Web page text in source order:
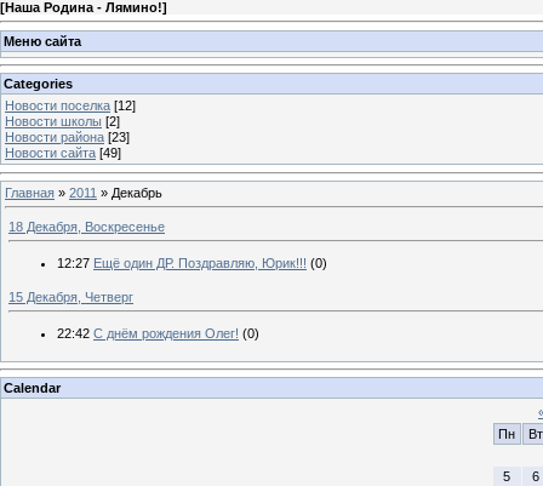
[Наша Родина - Лямино!]
Меню сайта
Categories
Новости поселка [12]
Новости школы [2]
Новости района [23]
Новости сайта [49]
Главная » 2011 » Декабрь
18 Декабря, Воскресенье
12:27 Ещё один ДР. Поздравляю, Юрик!!! (0)
15 Декабря, Четверг
22:42 С днём рождения Олег! (0)
Calendar
Пн
Вт
5
6